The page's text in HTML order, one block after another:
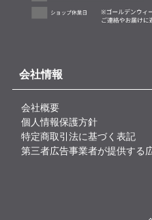
会社情報
会社概要
個人情報保護方針
特定商取引法に基づく表記
第三者広告事業者が提供する